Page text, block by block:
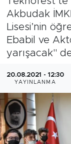
Akbudak
Lisesi’nin
Ebabil ve
yarışacak"
20.08.2021 - 12:30
YAYINLANMA
Güncel
Kültür
Dünya
Spor